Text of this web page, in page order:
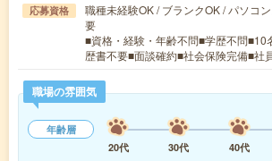
応募資格
職種未経験OK / ブランクOK / パソコ
要
■資格・経験・年齢不問■学歴不問■10
歴書不要■面談確約■社会保険完備■社
職場の雰囲気
年齢層
20代
30代 40代